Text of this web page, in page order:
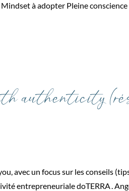
à adopter Pleine conscience
authenticity
avec un focus sur les conseils
entrepreneuriale doTERRA .